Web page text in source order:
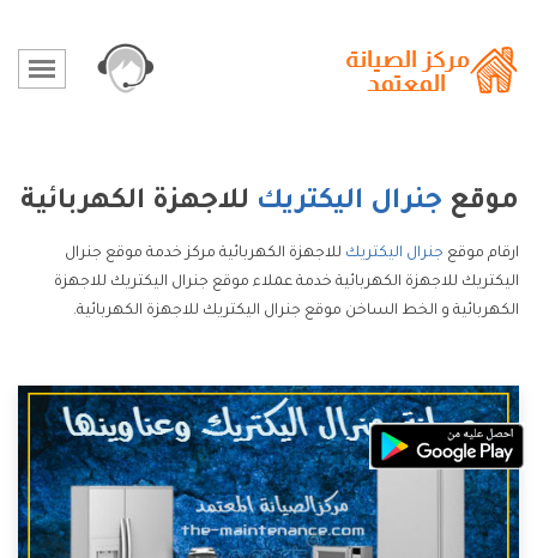
موقع جنرال اليكتريك للاجهزة الكهربائية
ارقام موقع جنرال اليكتريك للاجهزة الكهربائية مركز خدمة موقع جنرال
اليكتريك للاجهزة الكهربائية خدمة عملاء موقع جنرال اليكتريك للاجهزة
الكهربائية و الخط الساخن موقع جنرال اليكتريك للاجهزة الكهربائية.